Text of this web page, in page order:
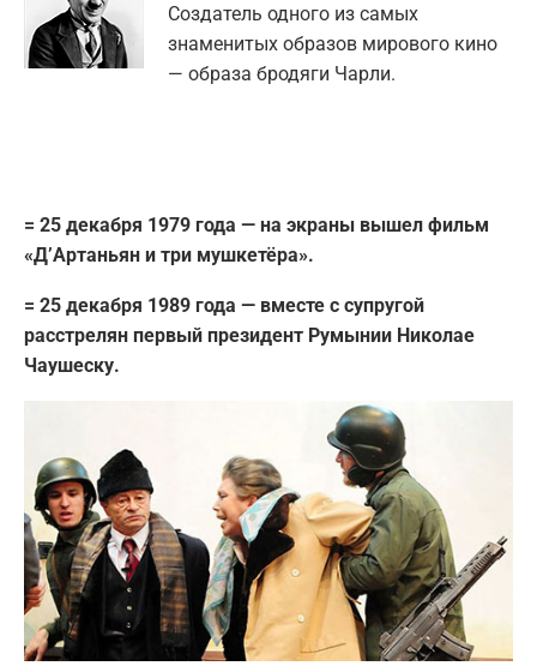
Создатель одного из самых
знаменитых образов мирового кино
— образа бродяги Чарли.
= 25 декабря 1979 года — на экраны вышел фильм
«Д’Артаньян и три мушкетёра».
= 25 декабря 1989 года — вместе с супругой
расстрелян первый президент Румынии Николае
Чаушеску.